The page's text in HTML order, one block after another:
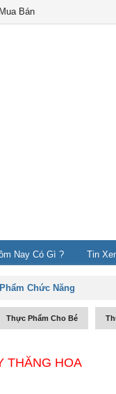
Bán
Nay Có Gì ? Tin
Chức Năng
Thực Phẩm Cho Bé
THĂNG HOA